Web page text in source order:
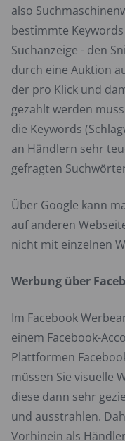
also
bestimmte
Suchanzeige - den
durch eine Auktion
der pro Klick und
gezahlt werden
die Keywords
an Händlern sehr
gefragten
Über Google kann
auf anderen
nicht mit einzelnen
Werbung über
Im Facebook
einem Facebook-
Plattformen
müssen Sie visuelle
diese dann sehr
und ausstrahlen.
Vorhinein als